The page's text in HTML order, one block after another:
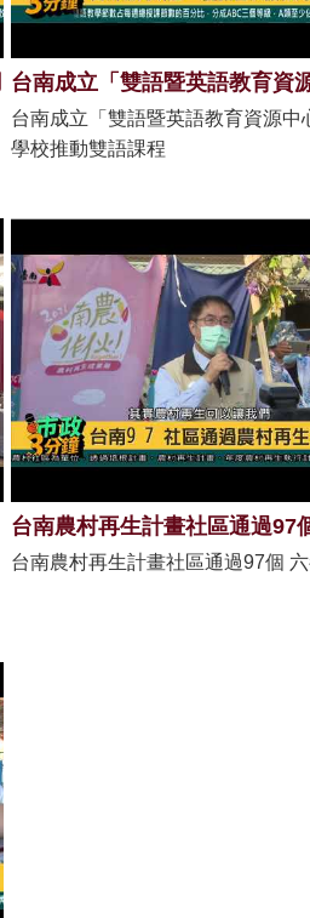
台南成立「雙語暨英語教育資源中
學校推動雙語課程
台南農村再生計畫社區通過97個